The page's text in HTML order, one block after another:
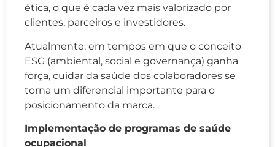
ética, o que é cada vez mais valorizado por
clientes, parceiros e investidores.
Atualmente, em tempos em que o conceito
ESG (ambiental, social e governança) ganha
força, cuidar da saúde dos colaboradores se
torna um diferencial importante para o
posicionamento da marca.
Implementação de programas de saúde
ocupacional